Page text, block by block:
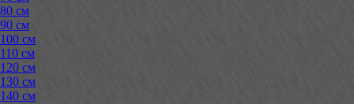
80 см
90 см
100 см
110 см
120 см
130 см
140 см